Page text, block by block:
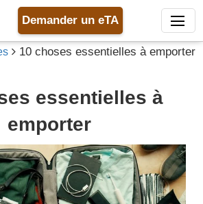
Demander un eTA
10 choses essentielles à emporter
essentielles à
emporter